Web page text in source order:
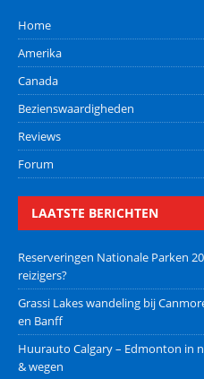
Home
Amerika
Canada
Bezienswaardigheden
Reviews
Forum
LAATSTE BERICHTEN
Reserveringen Nationale Parken
reizigers?
Grassi Lakes wandeling bij
en Banff
Huurauto Calgary – Edmonton in
& wegen